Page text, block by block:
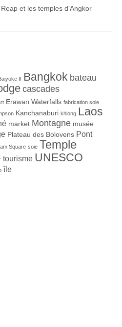
et les temples d’Angkor
II Bangkok bateau
cascades
Erawan Waterfalls fabrication soie
Kanchanaburi khlong Laos
market Montagne musée
Plateau des Bolovens Pont
Square soie Temple
tourisme UNESCO
île